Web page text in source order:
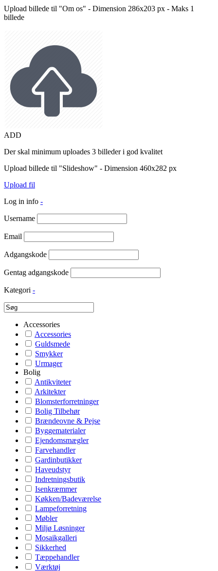
Upload billede til "Om os" - Dimension 286x203 px - Maks 1
billede
ADD
Der skal minimum uploades 3 billeder i god kvalitet
Upload billede til "Slideshow" - Dimension 460x282 px
Upload fil
Log in info -
Username
Email
Adgangskode
Gentag adgangskode
Kategori -
Accessories
Accessories
Guldsmede
Smykker
Urmager
Bolig
Antikviteter
Arkitekter
Blomsterforretninger
Bolig Tilbehør
Brændeovne & Pejse
Byggematerialer
Ejendomsmægler
Farvehandler
Gardinbutikker
Haveudstyr
Indretningsbutik
Isenkræmmer
Køkken/Badeværelse
Lampeforretning
Møbler
Miljø Løsninger
Mosaikgalleri
Sikkerhed
Tæppehandler
Værktøj